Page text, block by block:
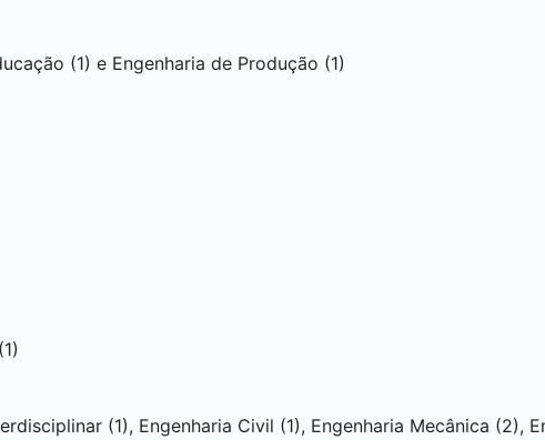
(1) e Engenharia de Produção (1)
(1), Engenharia Civil (1), Engenharia Mecânica (2),